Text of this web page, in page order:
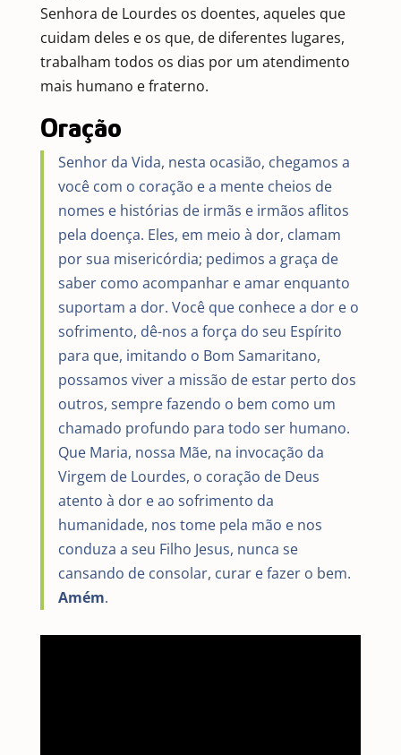
Senhora de Lourdes os doentes, aqueles que
cuidam deles e os que, de diferentes lugares,
trabalham todos os dias por um atendimento
mais humano e fraterno.
Oração
Senhor da Vida, nesta ocasião, chegamos a
você com o coração e a mente cheios de
nomes e histórias de irmãs e irmãos aflitos
pela doença. Eles, em meio à dor, clamam
por sua misericórdia; pedimos a graça de
saber como acompanhar e amar enquanto
suportam a dor. Você que conhece a dor e o
sofrimento, dê-nos a força do seu Espírito
para que, imitando o Bom Samaritano,
possamos viver a missão de estar perto dos
outros, sempre fazendo o bem como um
chamado profundo para todo ser humano.
Que Maria, nossa Mãe, na invocação da
Virgem de Lourdes, o coração de Deus
atento à dor e ao sofrimento da
humanidade, nos tome pela mão e nos
conduza a seu Filho Jesus, nunca se
cansando de consolar, curar e fazer o bem.
Amém.